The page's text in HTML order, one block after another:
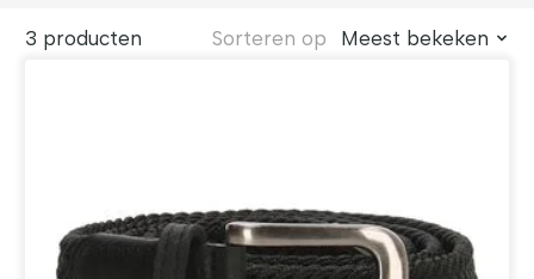
3 producten Sorteren op Meest bekeken